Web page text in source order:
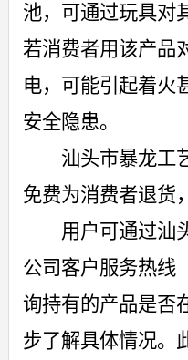
池，可通过玩具对
若消费者用该产品
电， 可能引起着火
安全隐患。
汕头市暴龙工
免费为消费者退货
用户可通过汕
公司客户服务热线
询持有的产品是否
步了解具体情况。